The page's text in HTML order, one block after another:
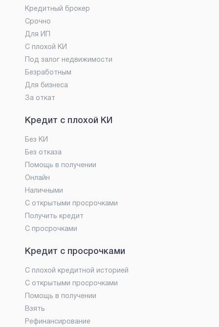
Кредитный брокер
Срочно
Для ИП
С плохой КИ
Под залог недвижимости
Безработным
Для бизнеса
За откат
Кредит с плохой КИ
Без КИ
Без отказа
Помощь в получении
Онлайн
Наличными
С открытыми просрочками
Получить кредит
С просрочками
Кредит с просрочками
С плохой кредитной историей
С открытыми просрочками
Помощь в получении
Взять
Рефинансирование